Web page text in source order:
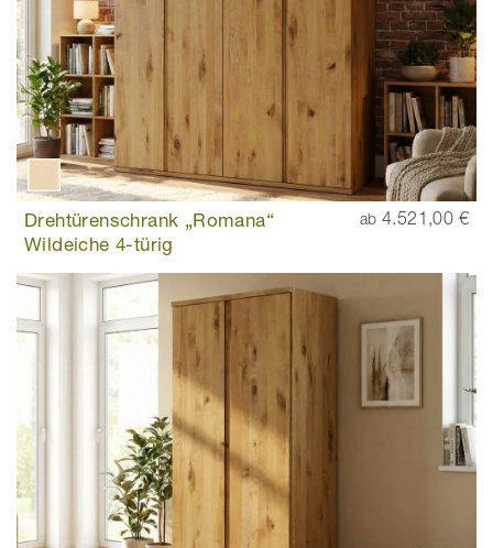
Drehtürenschrank „Romana“
Wildeiche 4-türig
ab 4.521,00 €